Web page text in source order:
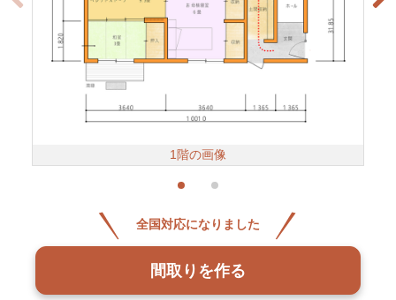
1階の画像
全国対応になりました
間取りを作る